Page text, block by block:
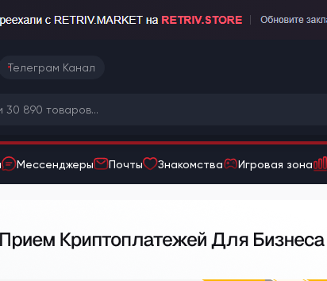
Телеграм Канал
Мессенджеры Почты Знакомства Игровая зона